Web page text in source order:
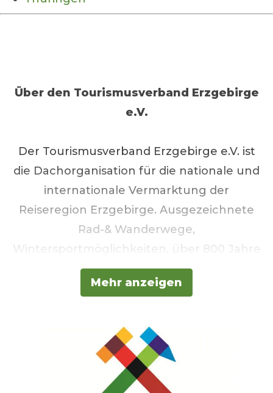
Über den Tourismusverband Erzgebirge
e.V.
Der Tourismusverband Erzgebirge e.V. ist
die Dachorganisation für die nationale und
internationale Vermarktung der
Reiseregion Erzgebirge. Ausgezeichnete
Rad-& Wanderwege,
Wintersportmöglichkeiten, über 800 Jahre
Bergbautradition, weltbekannte
Weihnachtsbräuche & Handwerkskunst
in das Erzgebirge im Süden Sachsens
aufbricht, lernt eine zweite Heimat kennen
die Erlebnisheimat.
Modern und
traditionell, mit Geschichte und
Mehr anzeigen